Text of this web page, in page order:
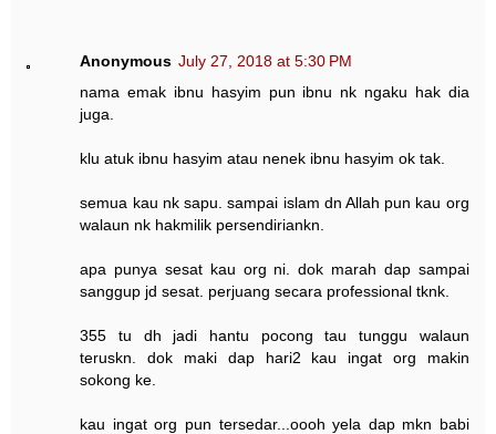
Anonymous July 27, 2018 at 5:30 PM
nama emak ibnu hasyim pun ibnu nk ngaku hak dia
juga.
klu atuk ibnu hasyim atau nenek ibnu hasyim ok tak.
semua kau nk sapu. sampai islam dn Allah pun kau org
walaun nk hakmilik persendiriankn.
apa punya sesat kau org ni. dok marah dap sampai
sanggup jd sesat. perjuang secara professional tknk.
355 tu dh jadi hantu pocong tau tunggu walaun
teruskn. dok maki dap hari2 kau ingat org makin
sokong ke.
kau ingat org pun tersedar...oooh yela dap mkn babi